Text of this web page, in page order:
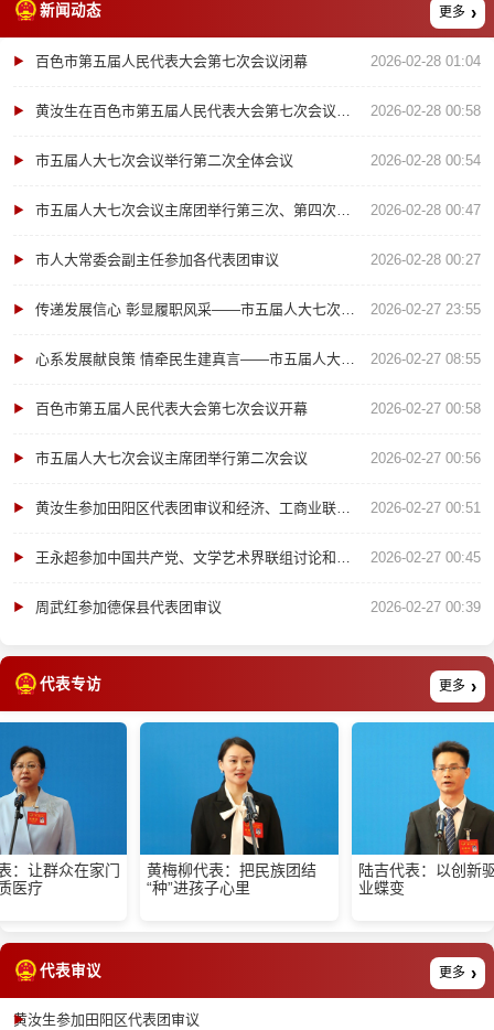
新闻动态 更多
百色市第五届人民代表大会第七次会议闭幕 2026-02-28 01:04
黄汝生在百色市第五届人民代表大会第七次会议闭幕大会上的讲话 2026-02-28 00:58
市五届人大七次会议举行第二次全体会议 2026-02-28 00:54
市五届人大七次会议主席团举行第三次、第四次会议 2026-02-28 00:47
市人大常委会副主任参加各代表团审议 2026-02-28 00:27
传递发展信心 彰显履职风采——市五届人大七次会议“代表通道”集中采访活动观察 2026-02-27 23:55
心系发展献良策 情牵民生建真言——市五届人大七次会议代表访谈录 2026-02-27 08:55
百色市第五届人民代表大会第七次会议开幕 2026-02-27 00:58
市五届人大七次会议主席团举行第二次会议 2026-02-27 00:56
黄汝生参加田阳区代表团审议和经济、工商业联合会界讨论 2026-02-27 00:51
王永超参加中国共产党、文学艺术界联组讨论和右江区代表团审议 2026-02-27 00:45
周武红参加德保县代表团审议 2026-02-27 00:39
代表专访 更多
众在家门
黄梅柳代表：把民族团结
“种”进孩子心里
陆吉代表：以创新驱动锰
业蝶变
代表审议 更多
黄汝生参加田阳区代表团审议